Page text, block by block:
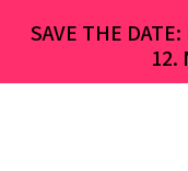
SAVE THE
12.